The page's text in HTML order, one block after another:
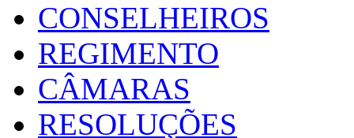
CONSELHEIROS
REGIMENTO
CÂMARAS
RESOLUÇÕES